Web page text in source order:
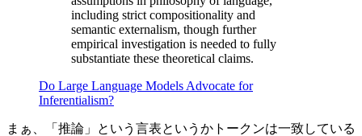
including strict compositionality and
semantic externalism, though further
empirical investigation is needed to fully
substantiate these theoretical claims.
Do Large Language Models Advocate for
Inferentialism?
まぁ、「推論」という言表というかトークンは一致している